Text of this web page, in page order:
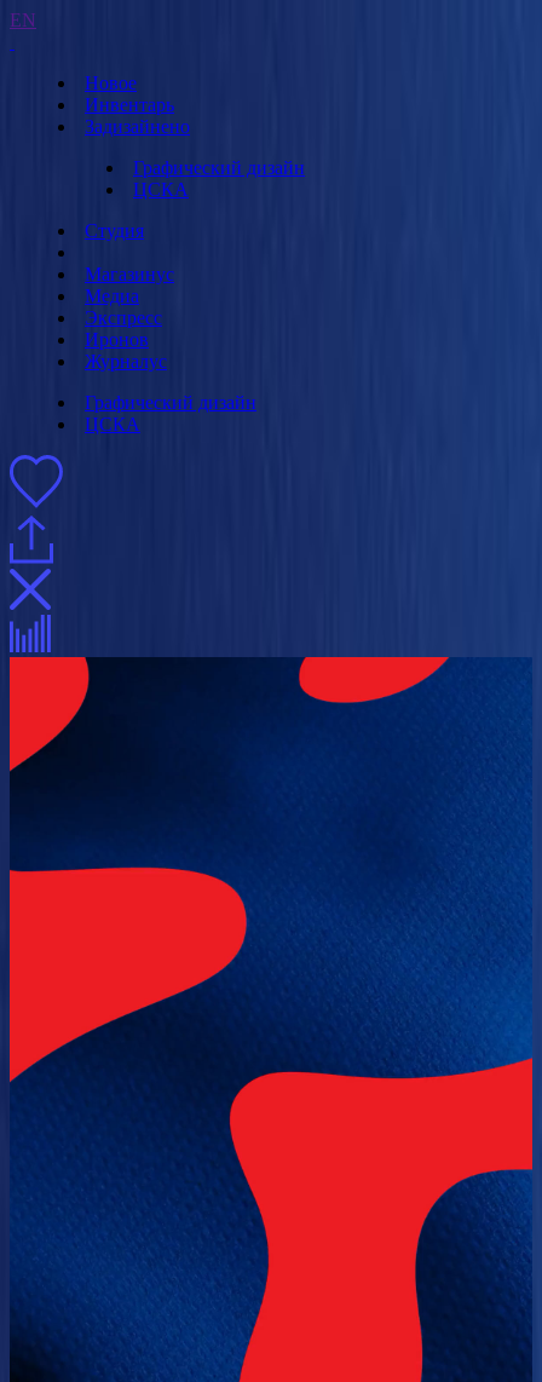
EN
Новое
Инвентарь
Задизайнено
Графический дизайн
ЦСКА
Студия
Магазинус
Медиа
Экспресс
Иронов
Журналус
Графический дизайн
ЦСКА
Фирстиль
СТРАТЕГИЯ КОММУНИКАЦИИ
И КЕЙВИЖУАЛ ХОККЕЙНОГО КЛУБА
ЦСКА 2020–2024